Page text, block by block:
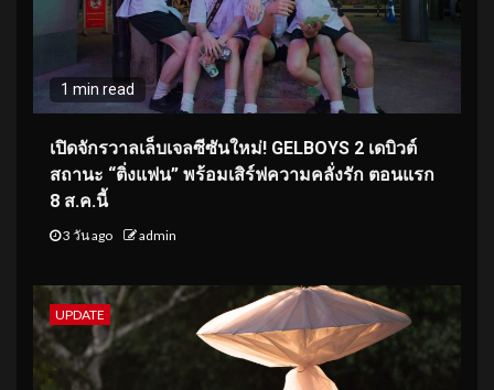
1 min read
เปิดจักรวาลเล็บเจลซีซันใหม่! GELBOYS 2 เดบิวต์
สถานะ “ติ่งแฟน” พร้อมเสิร์ฟความคลั่งรัก ตอนแรก
8 ส.ค.นี้
3 วัน ago admin
UPDATE